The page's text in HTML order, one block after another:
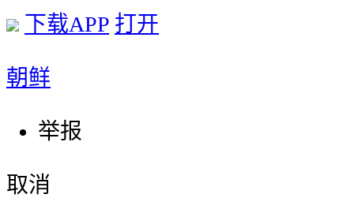
下载APP 打开
朝鲜
举报
取消